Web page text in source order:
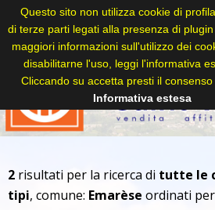
2 risultati per la ricerca di tutte le
tipi, comune: Emarèse ordinati per
Questo sito non utilizza cookie di
di terze parti legati alla presenza di
maggiori informazioni sull'utilizzo dei
disabilitarne l'uso, leggi l'informativa
Cliccando su accetta presti il
Informativa estesa